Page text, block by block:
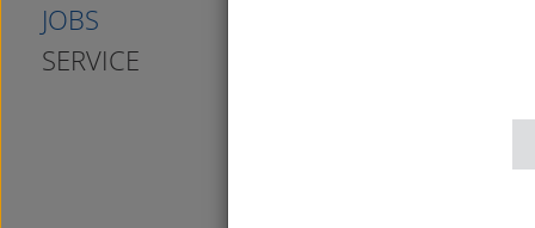
JOBS
SERVICE